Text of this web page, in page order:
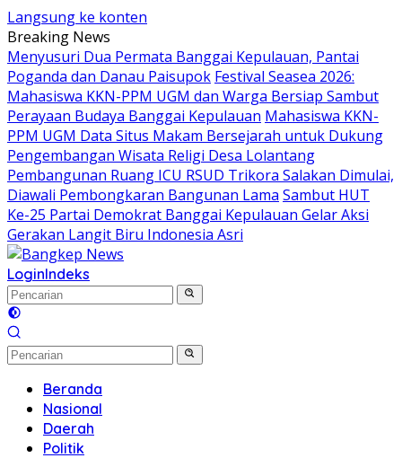
Langsung ke konten
Breaking News
Menyusuri Dua Permata Banggai Kepulauan, Pantai
Poganda dan Danau Paisupok Festival Seasea 2026:
Mahasiswa KKN-PPM UGM dan Warga Bersiap Sambut
Perayaan Budaya Banggai Kepulauan Mahasiswa KKN-
PPM UGM Data Situs Makam Bersejarah untuk Dukung
Pengembangan Wisata Religi Desa Lolantang
Pembangunan Ruang ICU RSUD Trikora Salakan Dimulai,
Diawali Pembongkaran Bangunan Lama Sambut HUT
Ke-25 Partai Demokrat Banggai Kepulauan Gelar Aksi
Gerakan Langit Biru Indonesia Asri
LoginIndeks
Beranda
Nasional
Daerah
Politik